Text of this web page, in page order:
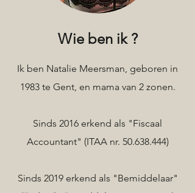
Wie ben ik ?
Ik ben Natalie Meersman, geboren in
1983 te Gent, en mama van 2 zonen.
Sinds 2016 erkend als "Fiscaal
Accountant" (ITAA nr. 50.638.444)
Sinds 2019 erkend als "Bemiddelaar"